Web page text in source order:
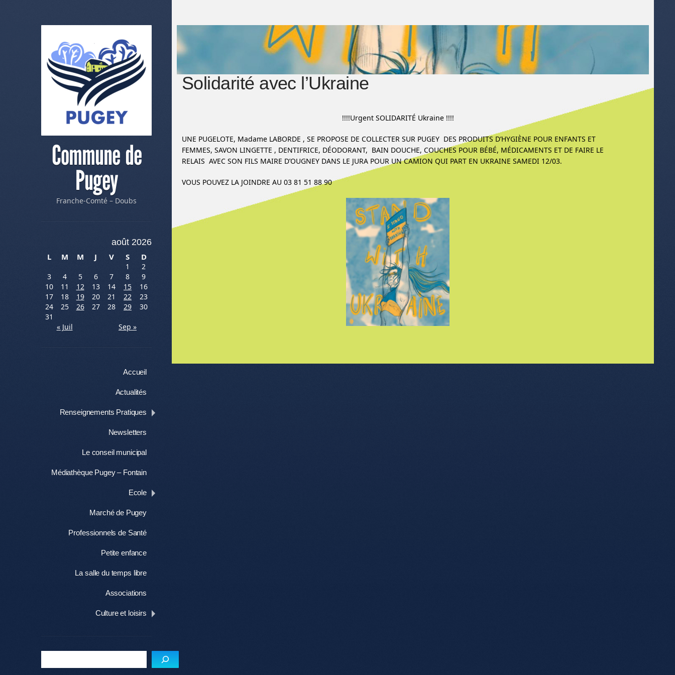
Commune de
Pugey
Franche-Comté – Doubs
août 2026
L
M M J V S D
1
2
3
4 5 6 7 8
9
10
11 12 13 14 15
16
17
18 19 20 21 22
23
24
25 26 27 28 29
30
31
« Juil
Sep »
Accueil
Actualités
Renseignements Pratiques
Newsletters
Le conseil municipal
Médiathèque Pugey – Fontain
Ecole
Marché de Pugey
Professionnels de Santé
Petite enfance
La salle du temps libre
Associations
Culture et loisirs
Solidarité avec l’Ukraine
!!!!Urgent SOLIDARITÉ Ukraine !!!!
UNE PUGELOTE, Madame LABORDE , SE PROPOSE DE COLLECTER SUR PUGEY DES PRODUITS D’HYGIÈNE POUR ENFANTS ET
FEMMES, SAVON LINGETTE , DENTIFRICE, DÉODORANT, BAIN DOUCHE, COUCHES POUR BÉBÉ, MÉDICAMENTS ET DE FAIRE LE
RELAIS AVEC SON FILS MAIRE D’OUGNEY DANS LE JURA POUR UN CAMION QUI PART EN UKRAINE SAMEDI 12/03.
VOUS POUVEZ LA JOINDRE AU 03 81 51 88 90
Menu de l'article